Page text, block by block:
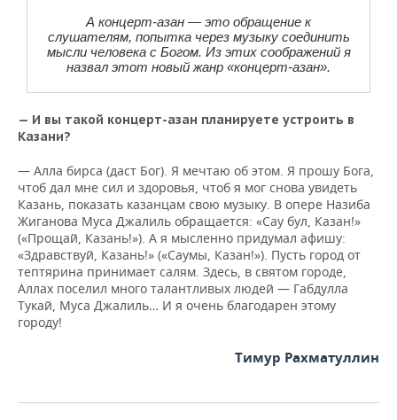
А концерт-азан — это обращение к
слушателям, попытка через музыку соединить
мысли человека с Богом. Из этих соображений я
назвал этот новый жанр «концерт-азан».
— И вы такой концерт-азан планируете устроить в
Казани?
— Алла бирса (даст Бог). Я мечтаю об этом. Я прошу Бога,
чтоб дал мне сил и здоровья, чтоб я мог снова увидеть
Казань, показать казанцам свою музыку. В опере Назиба
Жиганова Муса Джалиль обращается: «Сау бул, Казан!»
(«Прощай, Казань!»). А я мысленно придумал афишу:
«Здравствуй, Казань!» («Саумы, Казан!»). Пусть город от
тептярина принимает салям. Здесь, в святом городе,
Аллах поселил много талантливых людей — Габдулла
Тукай, Муса Джалиль… И я очень благодарен этому
городу!
Тимур Рахматуллин